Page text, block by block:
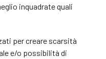
inquadrate quali
per creare scarsità
e/o possibilità di